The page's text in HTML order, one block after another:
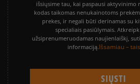
išsiųsime tau, kai paspausi
kodas taikomas nenukainotoms
prekes, ir negali būti derinamas su
specialiais pasiūlymais.
užsiprenumeruodamas naujienlaiškį,
informaciją.Išsamiau –